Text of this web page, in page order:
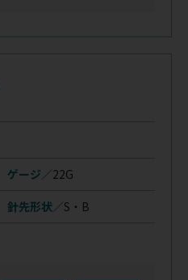
ゲージ／22G
針先形状／S・B